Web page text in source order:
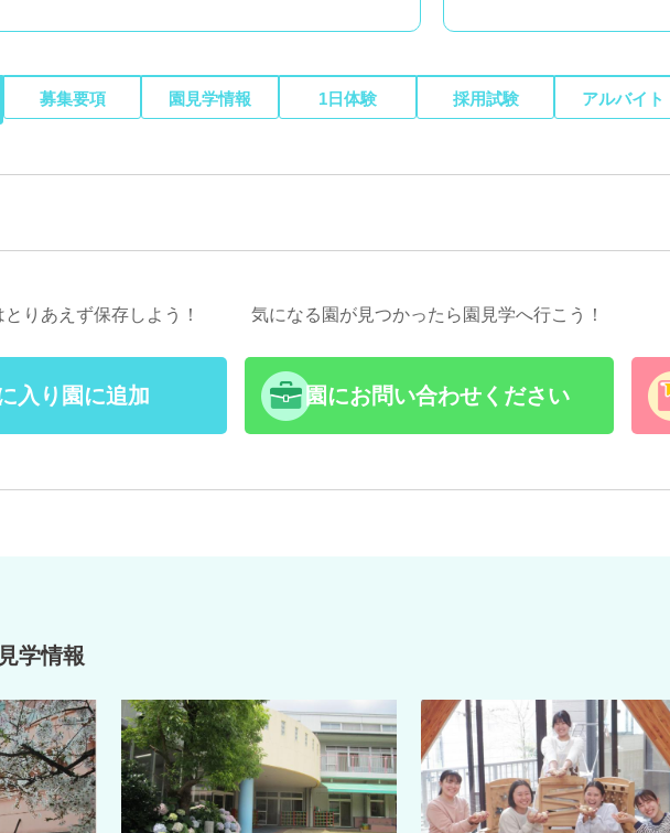
募集要項 園見学情報 1日体験 採用試験 アルバイト
りあえず保存しよう！
入り園に追加
気になる園が見つかったら園見学へ行こう！
園にお問い合わせください
学情報